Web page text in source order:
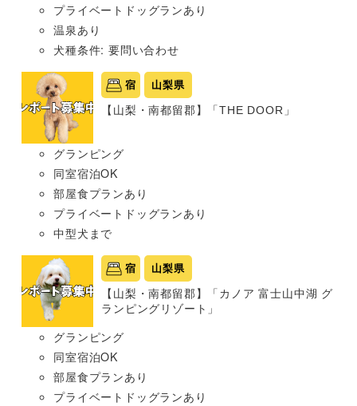
プライベートドッグランあり
温泉あり
犬種条件: 要問い合わせ
宿 山梨県
【山梨・南都留郡】「THE DOOR」
グランピング
同室宿泊OK
部屋食プランあり
プライベートドッグランあり
中型犬まで
宿 山梨県
【山梨・南都留郡】「カノア 富士山中湖 グ
ランピングリゾート」
グランピング
同室宿泊OK
部屋食プランあり
プライベートドッグランあり